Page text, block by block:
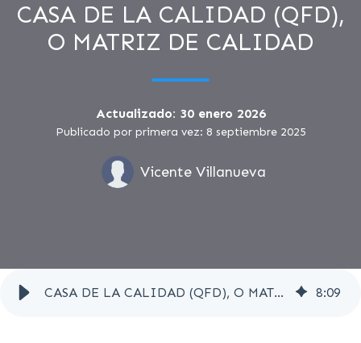
CASA DE LA CALIDAD (QFD),
O MATRIZ DE CALIDAD
Actualizado: 30 enero 2026
Publicado por primera vez: 8 septiembre 2025
Vicente Villanueva
CASA DE LA CALIDAD (QFD), O MATRIZ DE CALIDAD 8:09